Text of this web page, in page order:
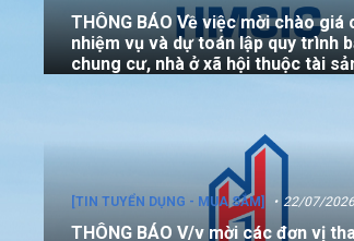
THÔNG BÁO Về việc mời chào giá
nhiệm vụ và dự toán lập quy trình
chung cư, nhà ở xã hội thuộc tài
[TIN TUYỂN DỤNG - MUA SẮM] 22/07/2026
THÔNG BÁO V/v mời các đơn vị